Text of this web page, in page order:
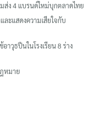
ส่ง 4 แบรนด์ใหม่บุกตลาดไทย
ละแสดงความเสียใจกับ
าวุธปืนในโรงเรียน 8 ร่าง
หมาย